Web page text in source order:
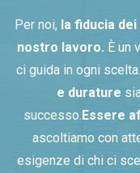
Per noi, la fiducia
nostro lavoro. È un
ci guida in ogni scelta.
e durature
successo.Essere
ascoltiamo con
esigenze di chi ci